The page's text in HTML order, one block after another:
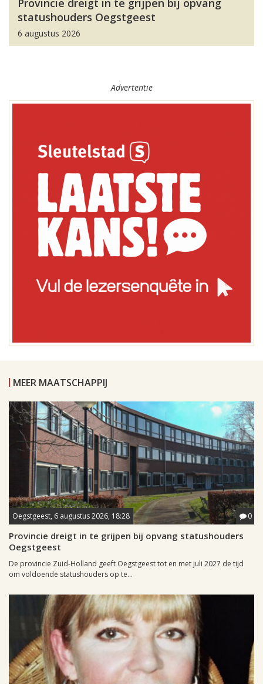
Provincie dreigt in te grijpen bij opvang
statushouders Oegstgeest
6 augustus 2026
Advertentie
MEER MAATSCHAPPIJ
Oegstgeest, 6 augustus 2026, 18:28 0
Provincie dreigt in te grijpen bij opvang statushouders
Oegstgeest
De provincie Zuid-Holland geeft Oegstgeest tot en met juli 2027 de tijd
om voldoende statushouders op te...